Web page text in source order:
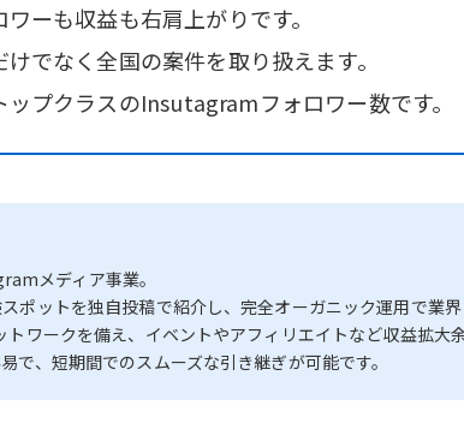
ワーも収益も右肩上がりです。
けでなく全国の案件を取り扱えます。
ップクラスのInsutagramフォロワー数です。
メディア事業。
ポットを独自投稿で紹介し、完全オーガニック運用で業界
ワークを備え、イベントやアフィリエイトなど収益拡大
で、短期間でのスムーズな引き継ぎが可能です。